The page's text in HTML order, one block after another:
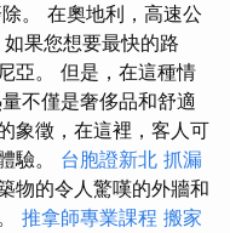
。 在奧地利，高速公
果您想要最快的路
亞。 但是，在這種情
不僅是奢侈品和舒適
象徵，在這裡，客人可
驗。 台胞證新北 抓漏
物的令人驚嘆的外牆和
推拿師專業課程 搬家